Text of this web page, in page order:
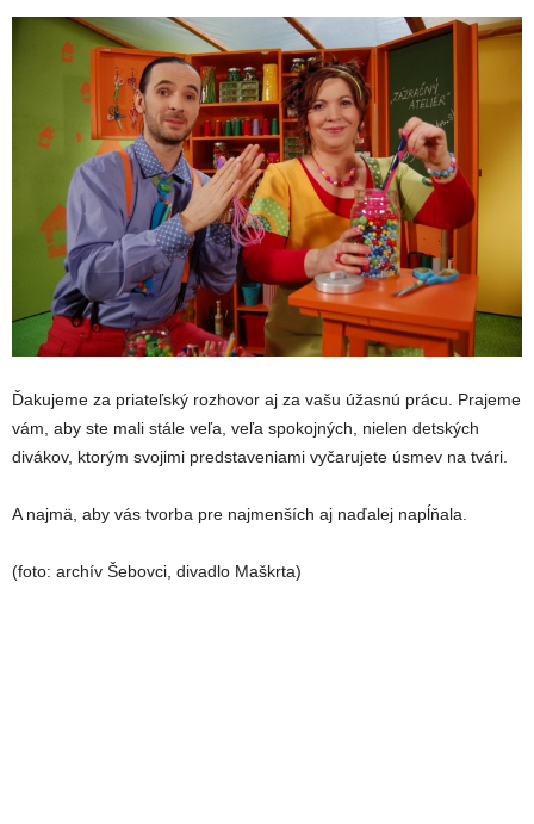
Ďakujeme za priateľský rozhovor aj za vašu úžasnú prácu. Prajeme
vám, aby ste mali stále veľa, veľa spokojných, nielen detských
divákov, ktorým svojimi predstaveniami vyčarujete úsmev na tvári.
A najmä, aby vás tvorba pre najmenších aj naďalej napĺňala.
(foto: archív Šebovci, divadlo Maškrta)